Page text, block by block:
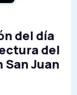
del día
del
Juan